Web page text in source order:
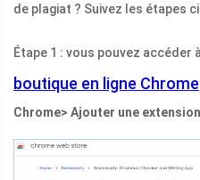
de plagiat ? Suivez les étapes
Étape 1 : vous pouvez accéder à
boutique en ligne Chrome
Chrome> Ajouter une extension